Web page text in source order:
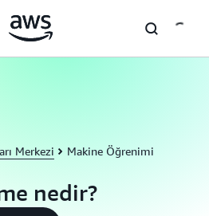
Merkezi Makine Öğrenimi
nedir?